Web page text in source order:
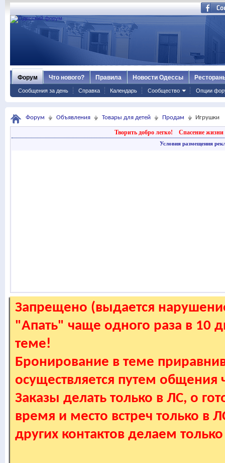
Форум
Сообщения за день Справка Календарь Сообщество Опции
Что нового? Правила Новости Одессы
Форум Объявления Товары для детей Продам Игрушки
Творить добро легко! Спасение жизни
Условия размещения
Запрещено (выдается
"Апать" чаще одного раза в 10
теме!
Бронирование в теме
осуществляется путем
Заказы делать только в ЛС, о
время и место встреч только в
других контактов делаем